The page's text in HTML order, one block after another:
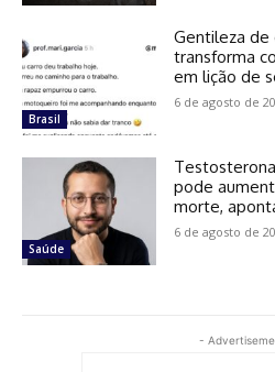
Brasil
Gentileza de
transforma
em lição de
6 de agosto de
Saúde
pode
morte,
6 de agosto de
-